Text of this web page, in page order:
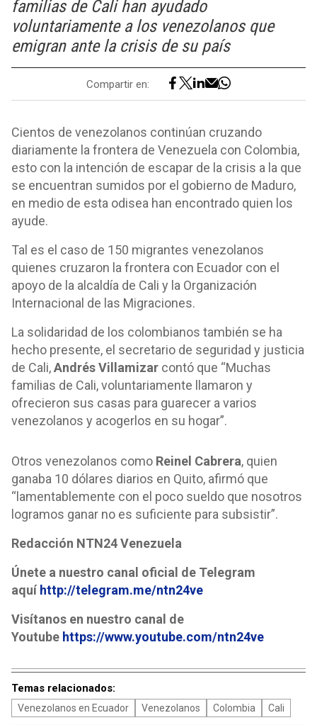
familias de Cali han ayudado
voluntariamente a los venezolanos que
emigran ante la crisis de su país
Compartir en:
Cientos de venezolanos continúan cruzando
diariamente la frontera de Venezuela con Colombia,
esto con la intención de escapar de la crisis a la que
se encuentran sumidos por el gobierno de Maduro,
en medio de esta odisea han encontrado quien los
ayude.
Tal es el caso de 150 migrantes venezolanos
quienes cruzaron la frontera con Ecuador con el
apoyo de la alcaldía de Cali y la Organización
Internacional de las Migraciones.
La solidaridad de los colombianos también se ha
hecho presente, el secretario de seguridad y justicia
de Cali,Andrés Villamizar contó que “Muchas
familias de Cali, voluntariamente llamaron y
ofrecieron sus casas para guarecer a varios
venezolanos y acogerlos en su hogar”.
Otros venezolanos como Reinel Cabrera, quien
ganaba 10 dólares diarios en Quito, afirmó que
“lamentablemente con el poco sueldo que nosotros
logramos ganar no es suficiente para subsistir”.
Redacción NTN24 Venezuela
Únete a nuestro canal oficial de Telegram
aquí http://telegram.me/ntn24ve
Visítanos en nuestro canal de
Youtube https://www.youtube.com/ntn24ve
Temas relacionados:
Venezolanos en Ecuador Venezolanos Colombia Cali